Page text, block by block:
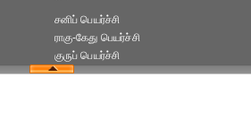
சனிப் பெயர்ச்சி
ராகு-கேது பெயர்ச்சி
குருப் பெயர்ச்சி